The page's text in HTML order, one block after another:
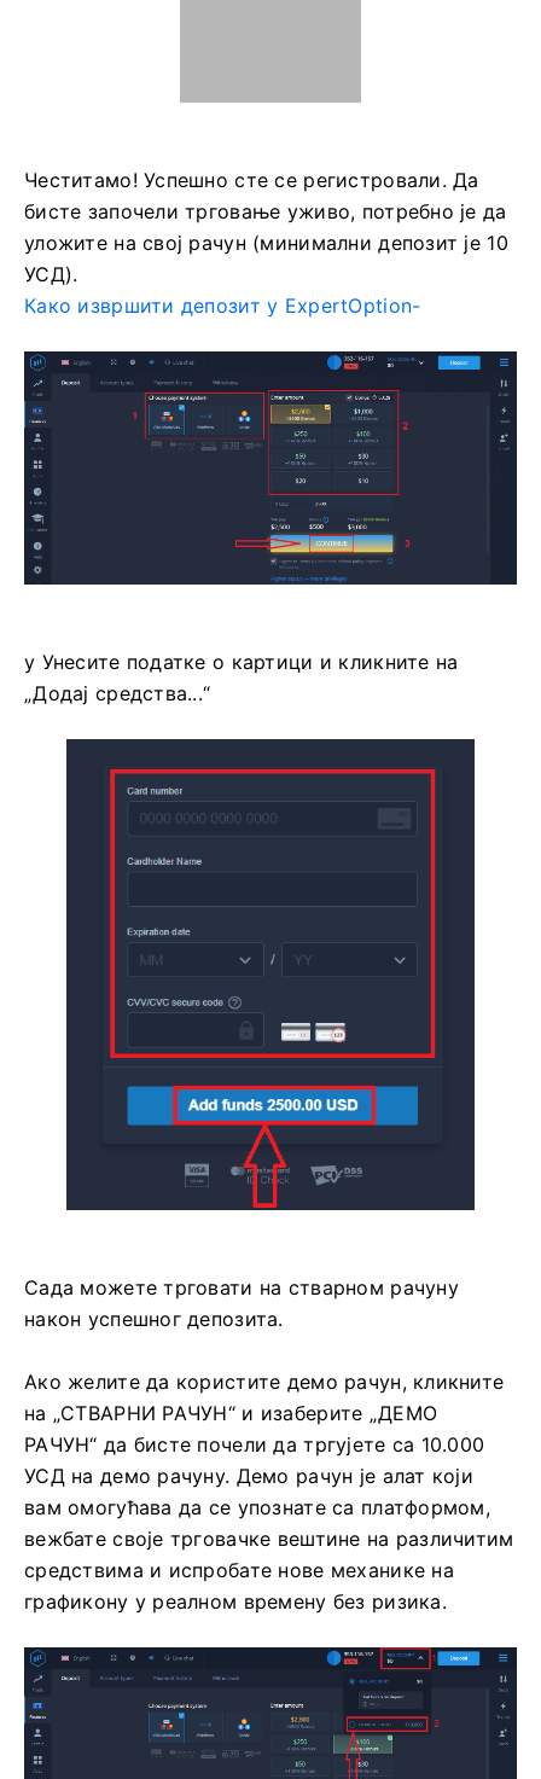
Честитамо! Успешно сте се регистровали. Да
бисте започели трговање уживо, потребно је да
уложите на свој рачун (минимални депозит је 10
УСД).
Како извршити депозит у ExpertOption-
у Унесите податке о картици и кликните на
„Додај средства...“
Сада можете трговати на стварном рачуну
након успешног депозита.
Ако желите да користите демо рачун, кликните
на „СТВАРНИ РАЧУН“ и изаберите „ДЕМО
РАЧУН“ да бисте почели да тргујете са 10.000
УСД на демо рачуну. Демо рачун је алат који
вам омогућава да се упознате са платформом,